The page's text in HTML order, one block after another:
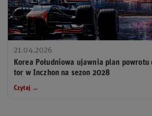
21.04.2026
Korea Południowa ujawnia plan powrotu
tor w Inczhon na sezon 2028
Czytaj →